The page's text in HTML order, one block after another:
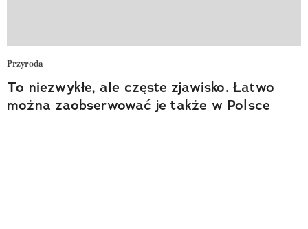
Przyroda
To niezwykłe, ale częste zjawisko. Łatwo
można zaobserwować je także w Polsce